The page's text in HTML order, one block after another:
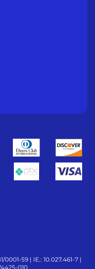
0001-59 | IE.: 10.027.461-7 |
010